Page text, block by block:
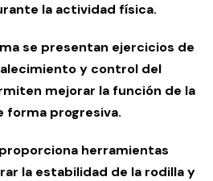
la actividad física.
se presentan ejercicios de
y control del
mejorar la función de la
forma progresiva.
herramientas
la estabilidad de la rodilla y